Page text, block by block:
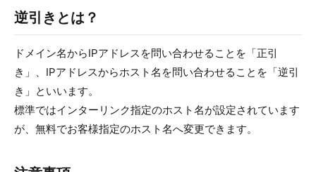
逆引きとは？
ドメイン名からIPアドレスを問い合わせることを「正引
き」、IPアドレスからホスト名を問い合わせることを「逆引
き」といいます。
標準ではインターリンク指定のホスト名が設定されています
が、無料でお客様指定のホスト名へ変更できます。